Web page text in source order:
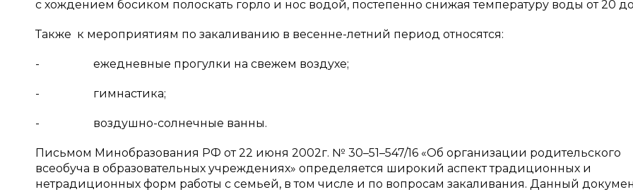
с хождением босиком полоскать горло и нос водой, постепенно снижая температуру воды от 20
Также к мероприятиям по закаливанию в весенне-летний период относятся:
- ежедневные прогулки на свежем воздухе;
- гимнастика;
- воздушно-солнечные ванны.
Письмом Минобразования РФ от 22 июня 2002г. № 30–51–547/16 «Об организации родительского
всеобуча в образовательных учреждениях» определяется широкий аспект традиционных и
нетрадиционных форм работы с семьей, в том числе и по вопросам закаливания. Данный